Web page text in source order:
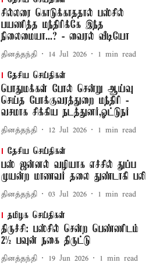
சில்லரை கொடுக்காததால் பஸ்சில்
பயணித்த மந்திரிக்கே இந்த
நிலைமையா...? - வைரல் வீடியோ
தினத்தந்தி 14 Jul 2026 1 min read
தேசிய செய்திகள்
பொதுமக்கள் போல் சென்று ஆய்வு
செய்த போக்குவரத்துறை மந்திரி -
வசமாக சிக்கிய நடத்துனர்,ஓட்டுநர்
தினத்தந்தி 12 Jul 2026 1 min read
தேசிய செய்திகள்
பஸ் ஜன்னல் வழியாக எச்சில் துப்ப
முயன்ற மாணவர் தலை துண்டாகி பலி
தினத்தந்தி 03 Jul 2026 1 min read
தமிழக செய்திகள்
திருச்சி: பஸ்சில் சென்ற பெண்ணிடம்
2½ பவுன் நகை திருட்டு
தினத்தந்தி 19 Jun 2026 1 min read